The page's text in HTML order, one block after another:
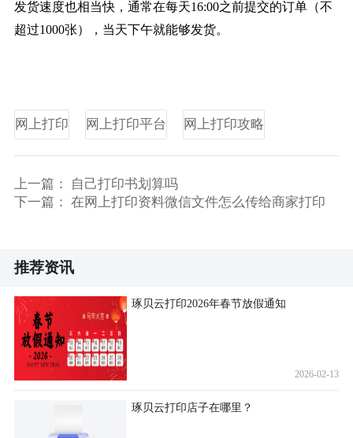
发货速度也相当快，通常在每天16:00之前提交的订单（不
超过1000张），当天下午就能够发货。
网上打印 网上打印平台 网上打印攻略
上一篇：
自己打印书划算吗
下一篇： 在网上打印资料微信文件怎么传给商家打印
推荐资讯
琢贝云打印2026年春节放假通知
2026-02-13
琢贝云打印店子在哪里？